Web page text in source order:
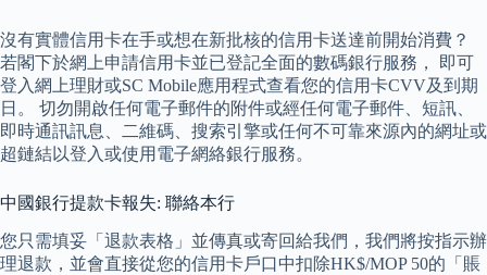
沒有實體信用卡在手或想在新批核的信用卡送達前開始消費？
若閣下於網上申請信用卡並已登記全面的數碼銀行服務， 即可
登入網上理財或SC Mobile應用程式查看您的信用卡CVV及到期
日。 切勿開啟任何電子郵件的附件或經任何電子郵件、短訊、
即時通訊訊息、二維碼、搜索引擎或任何不可靠來源內的網址或
超鏈結以登入或使用電子網絡銀行服務。
中國銀行提款卡報失: 聯絡本行
您只需填妥「退款表格」並傳真或寄回給我們，我們將按指示辦
理退款，並會直接從您的信用卡戶口中扣除HK$/MOP 50的「賬